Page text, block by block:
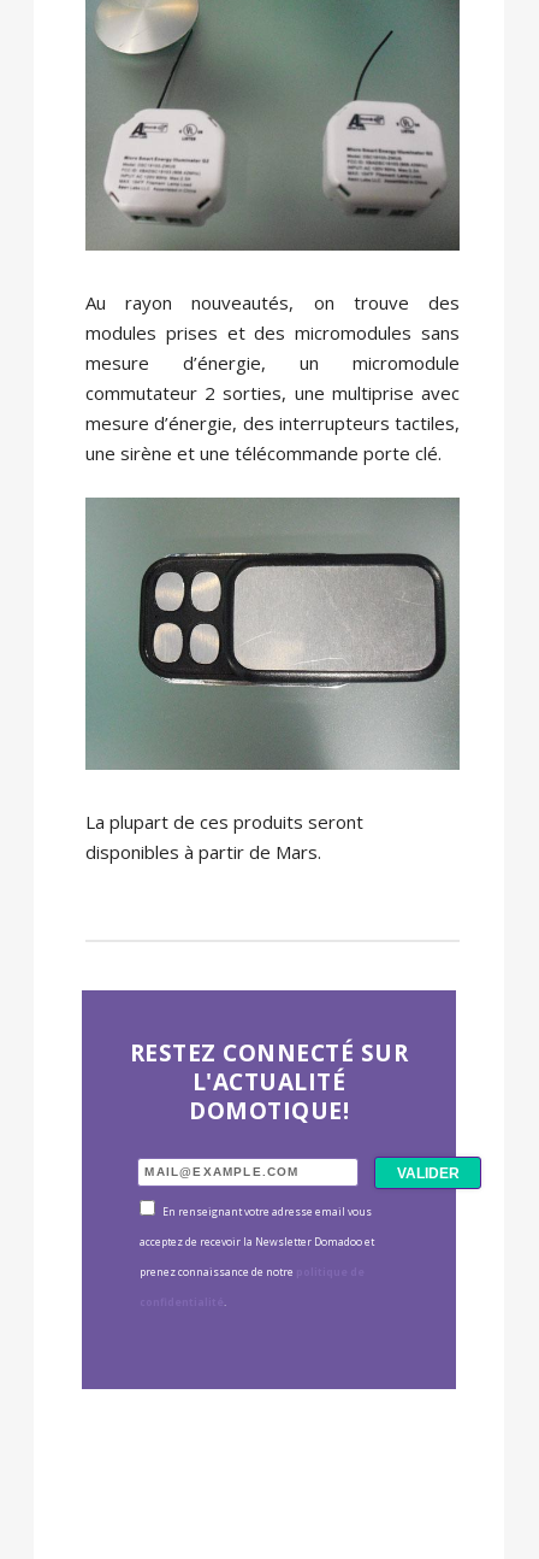
Au rayon nouveautés, on trouve des
modules prises et des micromodules sans
mesure d’énergie, un micromodule
commutateur 2 sorties, une multiprise avec
mesure d’énergie, des interrupteurs tactiles,
une sirène et une télécommande porte clé.
La plupart de ces produits seront
disponibles à partir de Mars.
RESTEZ CONNECTÉ SUR
L'ACTUALITÉ
DOMOTIQUE!
En renseignant votre adresse email vous
acceptez de recevoir la Newsletter Domadoo et
prenez connaissance de notre
.